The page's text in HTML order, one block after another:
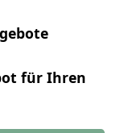
für Ihren